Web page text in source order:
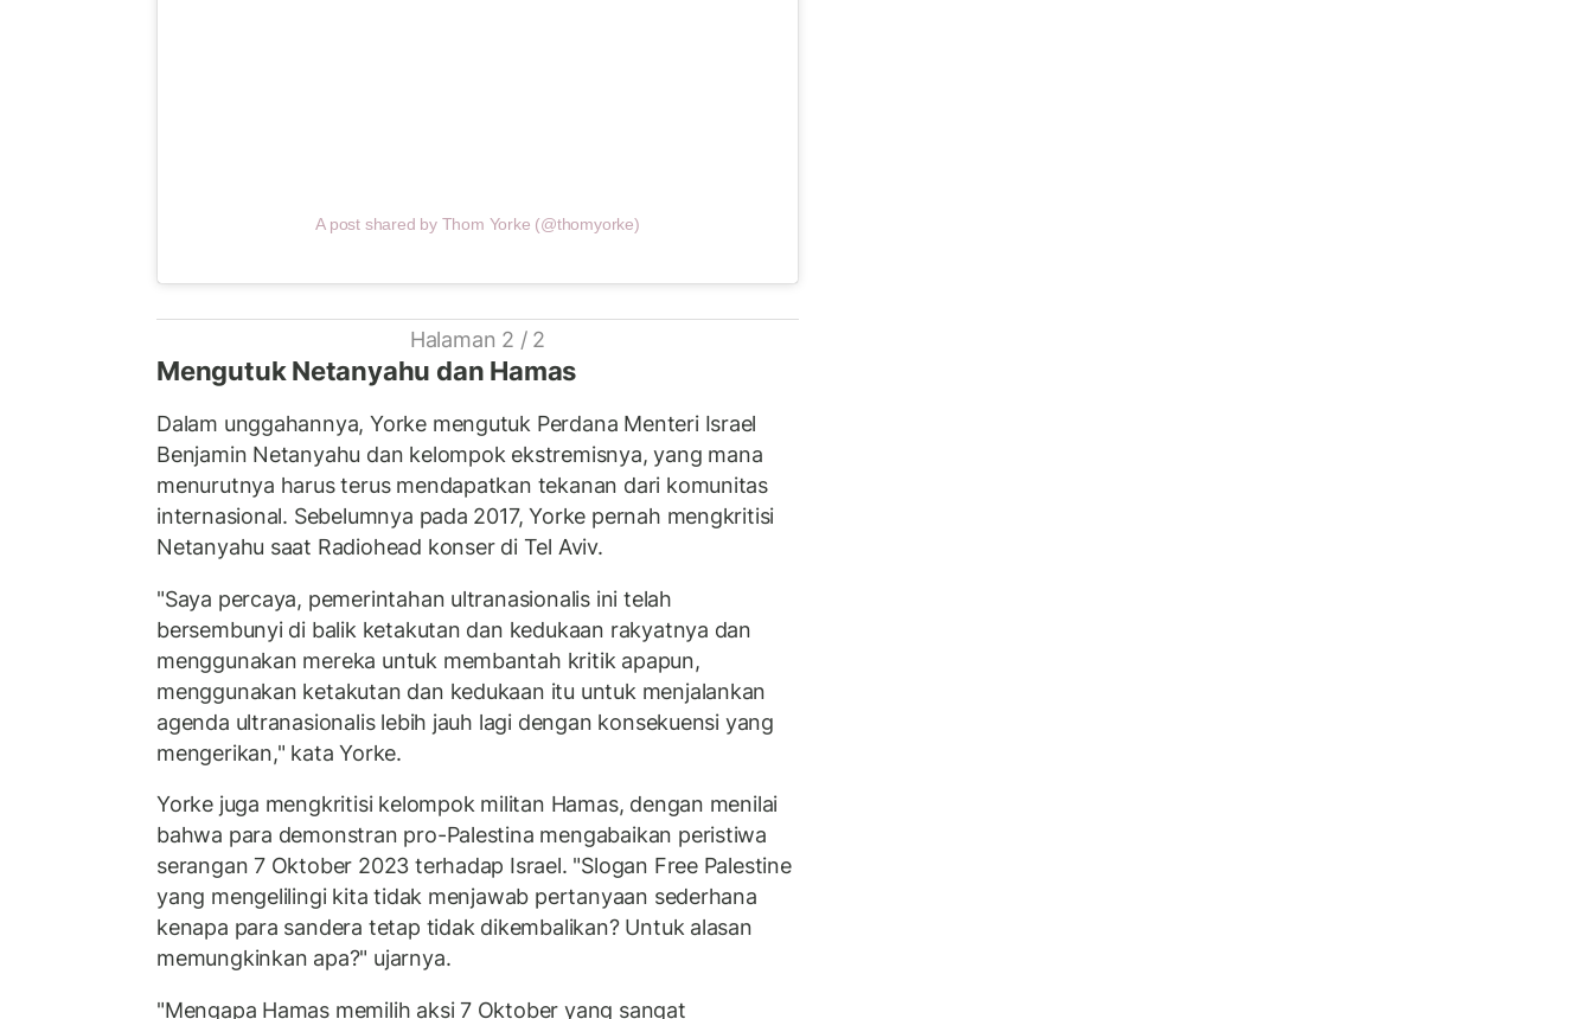
A post shared by Thom Yorke (@thomyorke)
Halaman 2 / 2
Mengutuk Netanyahu dan Hamas
Dalam unggahannya, Yorke mengutuk Perdana Menteri Israel
Benjamin Netanyahu dan kelompok ekstremisnya, yang mana
menurutnya harus terus mendapatkan tekanan dari komunitas
internasional. Sebelumnya pada 2017, Yorke pernah mengkritisi
Netanyahu saat Radiohead konser di Tel Aviv.
"Saya percaya, pemerintahan ultranasionalis ini telah
bersembunyi di balik ketakutan dan kedukaan rakyatnya dan
menggunakan mereka untuk membantah kritik apapun,
menggunakan ketakutan dan kedukaan itu untuk menjalankan
agenda ultranasionalis lebih jauh lagi dengan konsekuensi yang
mengerikan," kata Yorke.
Yorke juga mengkritisi kelompok militan Hamas, dengan menilai
bahwa para demonstran pro-Palestina mengabaikan peristiwa
serangan 7 Oktober 2023 terhadap Israel. "Slogan Free Palestine
yang mengelilingi kita tidak menjawab pertanyaan sederhana
kenapa para sandera tetap tidak dikembalikan? Untuk alasan
memungkinkan apa?" ujarnya.
"Mengapa Hamas memilih aksi 7 Oktober yang sangat